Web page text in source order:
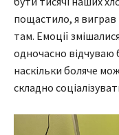
пощастило, я
там. Емоції
одночасно відчуваю
наскільки боляче
складно